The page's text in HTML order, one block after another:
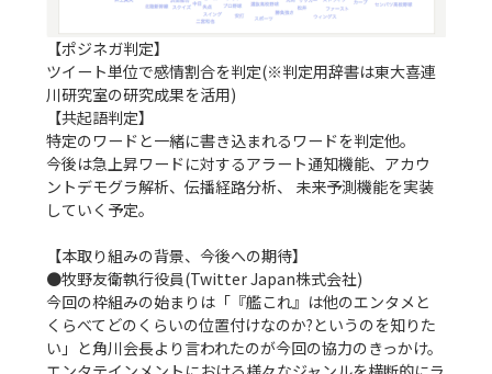
【ポジネガ判定】
ツイート単位で感情割合を判定(※判定用辞書は東大喜連
川研究室の研究成果を活用)
【共起語判定】
特定のワードと一緒に書き込まれるワードを判定他。
今後は急上昇ワードに対するアラート通知機能、アカウ
ントデモグラ解析、伝播経路分析、 未来予測機能を実装
していく予定。
【本取り組みの背景、今後への期待】
●牧野友衛執行役員(Twitter Japan株式会社)
今回の枠組みの始まりは「『艦これ』は他のエンタメと
くらべてどのくらいの位置付けなのか?というのを知りた
い」と角川会長より言われたのが今回の協力のきっかけ。